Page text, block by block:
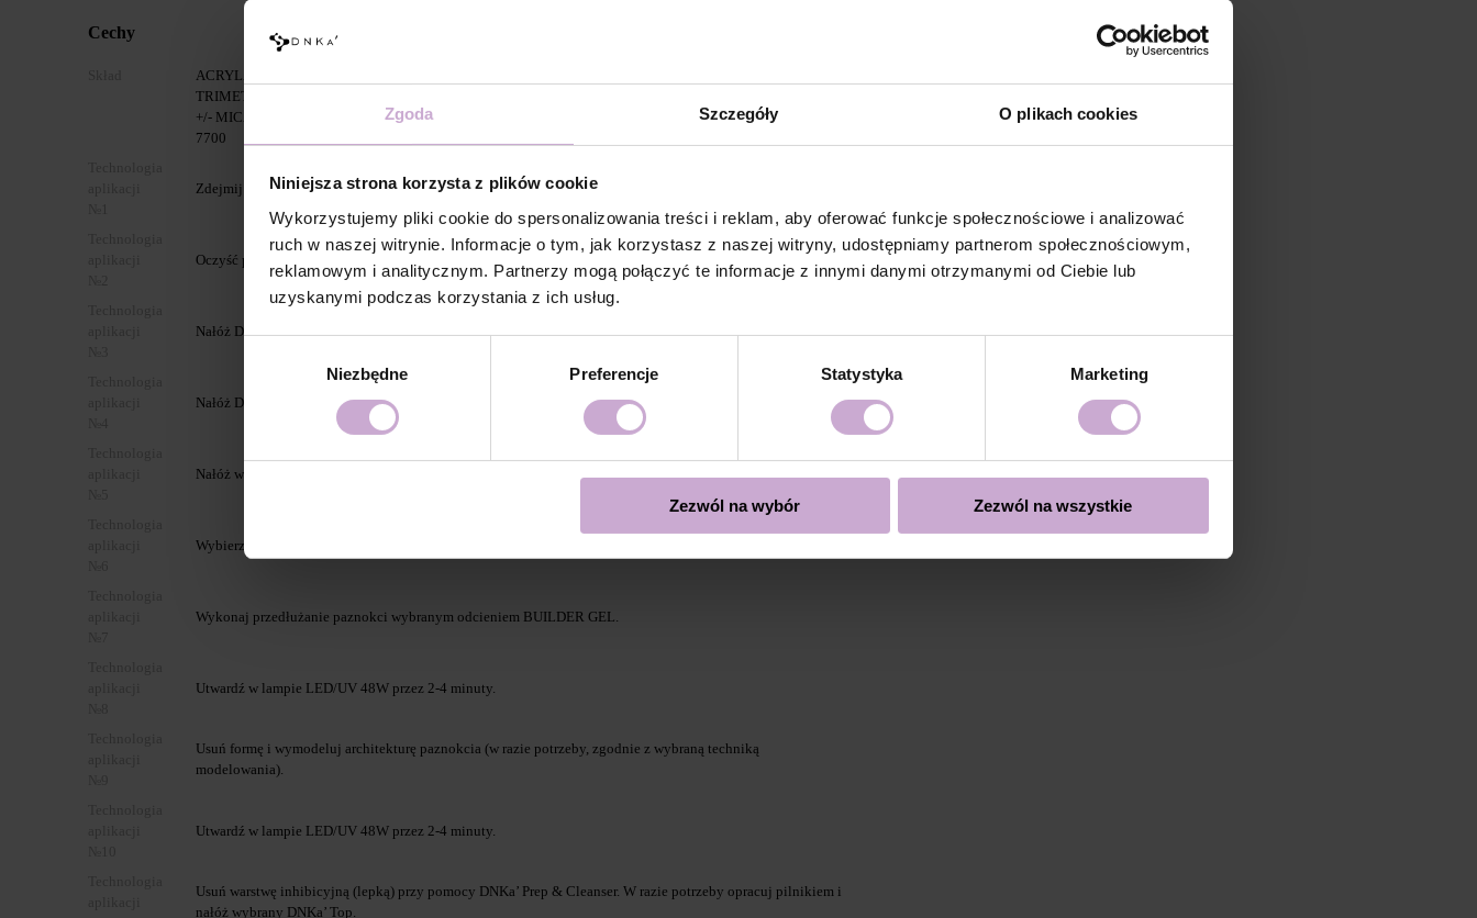
Zgoda Szczegóły O plikach cookies
Niniejsza strona korzysta z plików cookie
Wykorzystujemy pliki cookie do spersonalizowania treści i reklam, aby oferować funkcje społecznościowe i analizować
ruch w naszej witrynie. Informacje o tym, jak korzystasz z naszej witryny, udostępniamy partnerom społecznościowym,
reklamowym i analitycznym. Partnerzy mogą połączyć te informacje z innymi danymi otrzymanymi od Ciebie lub
uzyskanymi podczas korzystania z ich usług.
Niezbędne Preferencje Statystyka Marketing
Zezwól na wybór Zezwól na wszystkie
Cechy
ACRYLATES COPOLYMER, HYDROXYPROPYL METHACRYLATE, ISOBORNYL ACRYLATE, ETHYL
TRIMETHYLBENZOYL PHENYLPHOSPHINATE, HYDROXYCYCLOHEXYL PHENYL KETONE, SILICA,
+/- MICA, CI 45380, CI 15850, CI 77491, CI 15985, CI 77492, CI 77007, CI 77742, CI 77499, CI 77891, CI
7700
Zdejmij stare pokrycie i przygotuj płytkę paznokcia;
Oczyść paznokieć za pomocą preparatu 3 w 1 Prep & Cleanser.
Nałóż Dehydrator DNKa’ na paznokieć.
Nałóż DNKa’ Ultrabond.
Nałóż wybraną baze przezroczystą i utwardź.
Wybierz preferującą formę do przedłużania (dolną/górną).
Wykonaj przedłużanie paznokci wybranym odcieniem BUILDER GEL.
Utwardź w lampie LED/UV 48W przez 2-4 minuty.
Usuń formę i wymodeluj architekturę paznokcia (w razie potrzeby, zgodnie z wybraną techniką
modelowania).
Utwardź w lampie LED/UV 48W przez 2-4 minuty.
Usuń warstwę inhibicyjną (lepką) przy pomocy DNKa’ Prep & Cleanser. W razie potrzeby opracuj pilnikiem i
nałóż wybrany DNKa’ Top.